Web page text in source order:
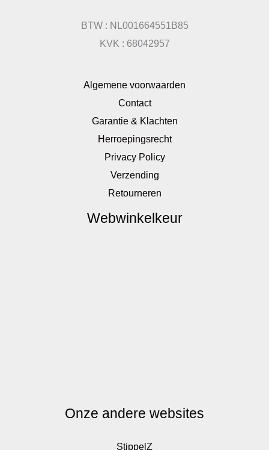
BTW : NL001664551B85
KVK : 68042957
Algemene voorwaarden
Contact
Garantie & Klachten
Herroepingsrecht
Privacy Policy
Verzending
Retourneren
Webwinkelkeur
Onze andere websites
StippelZ